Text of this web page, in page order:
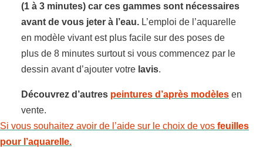
(1 à 3 minutes) car ces gammes sont nécessaires
avant de vous jeter à l’eau.L’emploi de l’aquarelle
en modèle vivant est plus facile sur des poses de
plus de 8 minutes surtout si vous commencez par le
dessin avant d’ajouter votre lavis.
Découvrez d’autres peintures d’après modèlesen
vente.
Si vous souhaitez avoir de l’aide sur le choix de vos feuilles
pour l’aquarelle.